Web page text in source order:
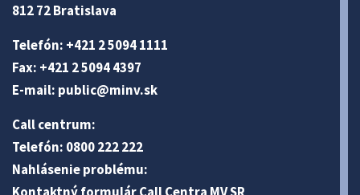
812 72 Bratislava
Telefón: +421 2 5094 1111
Fax: +421 2 5094 4397
E-mail: public@minv.sk
Call centrum:
Telefón: 0800 222 222
Nahlásenie problému: